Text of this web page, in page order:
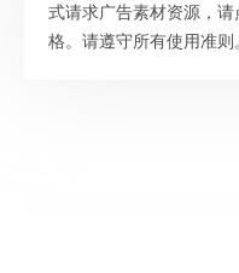
式请求广告素材资源，
格。请遵守所有使用准则。